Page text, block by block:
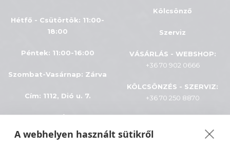
Hétfő - Csütörtök: 11:00-
18:00
Péntek: 11:00-16:00
Szombat-Vasárnap: Zárva
Cím: 1112, Dió u. 7.
Kölcsönző
Szerviz
VÁSÁRLÁS - WEBSHOP:
+36 70 902 0666
KÖLCSÖNZÉS - SZERVIZ:
+36 70 250 8870
A webhelyen használt sütikről